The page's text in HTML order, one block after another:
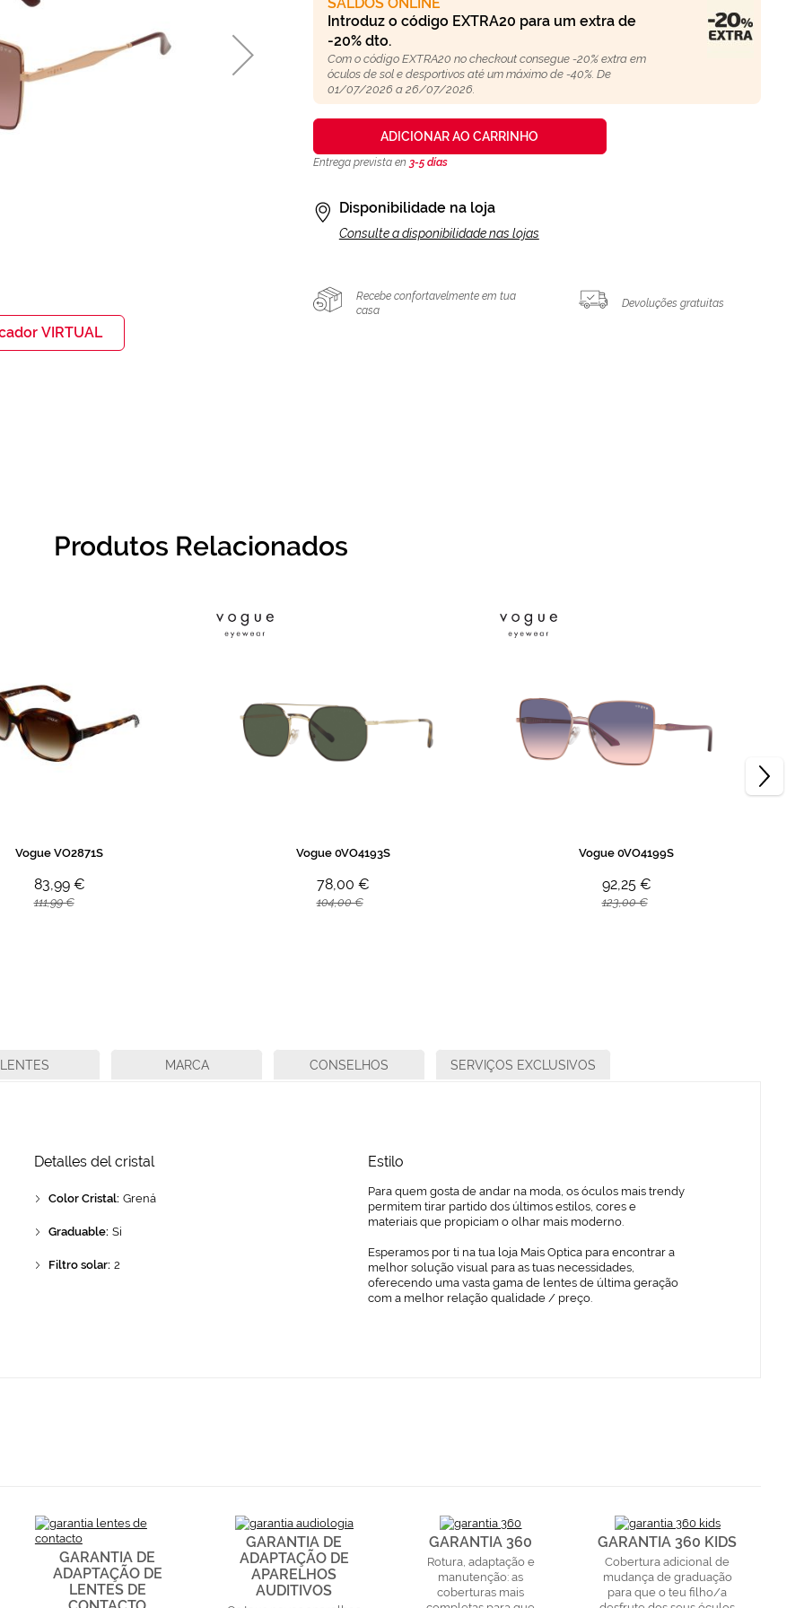
VIRTUAL
Introduz o código EXTRA20 para um extra de
-20% dto.
Com o código EXTRA20 no checkout consegue -20% extra em
óculos de sol e desportivos até um máximo de -40%. De
01/07/2026 a 26/07/2026.
ADICIONAR AO CARRINHO
Entrega prevista en 3-5 días
Disponibilidade na loja
Consulte a disponibilidade nas lojas
Recebe confortavelmente em tua
casa
Devoluções gratuitas
Produtos Relacionados
Vogue VO2871S
83,99 €
111,99 €
Vogue 0VO4193S
78,00 €
104,00 €
Vogue 0VO4199S
92,25 €
123,00 €
Detalles del cristal
Color Cristal: Grená
Graduable: Si
Filtro solar: 2
Estilo
Para quem gosta de andar na moda, os óculos mais trendy
permitem tirar partido dos últimos estilos, cores e
materiais que propiciam o olhar mais moderno.
Esperamos por ti na tua loja Mais Optica para encontrar a
melhor solução visual para as tuas necessidades,
oferecendo uma vasta gama de lentes de última geração
com a melhor relação qualidade / preço.
LENTES MARCA CONSELHOS SERVIÇOS EXCLUSIVOS
GARANTIA DE
ADAPTAÇÃO DE
LENTES DE
GARANTIA DE
ADAPTAÇÃO DE
APARELHOS
AUDITIVOS
GARANTIA 360
Rotura, adaptação e
manutenção: as
coberturas mais
GARANTIA 360 KIDS
Cobertura adicional de
mudança de graduação
para que o teu filho/a